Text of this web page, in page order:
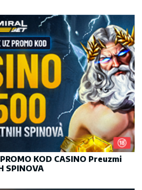
PROMO KOD CASINO Preuzmi
SPINOVA